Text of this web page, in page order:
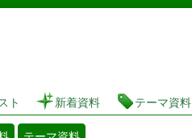
図書館 蔵書検索・予約システム
ト 新着資料 テーマ資料